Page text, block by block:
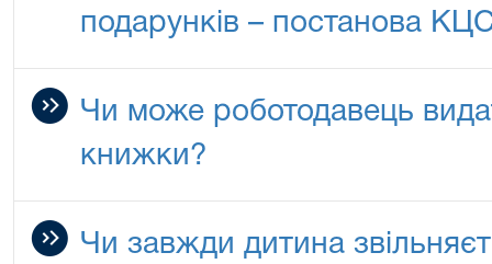
подарунків – постанова
Чи може роботодавець
книжки?
Чи завжди дитина